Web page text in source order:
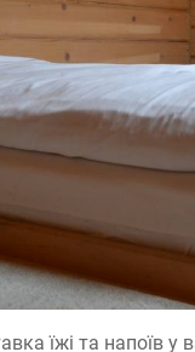
їжі та напоїв